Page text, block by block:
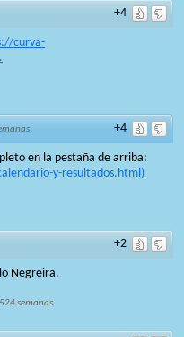
+4
curva-
+4
en la pestaña de arriba:
y-resultados.html)
+2
Negreira.
semanas